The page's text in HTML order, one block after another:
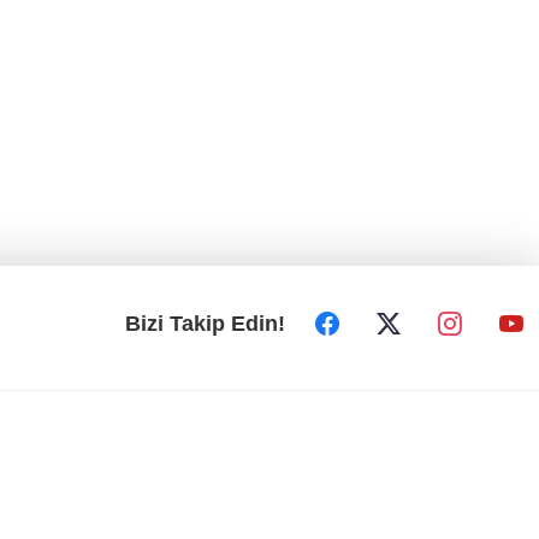
Bizi Takip Edin!